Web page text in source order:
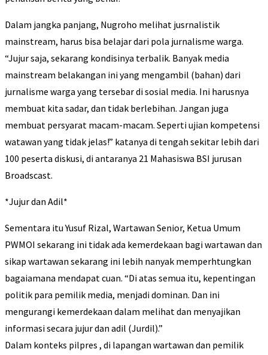
Dalam jangka panjang, Nugroho melihat jusrnalistik
mainstream, harus bisa belajar dari pola jurnalisme warga.
“Jujur saja, sekarang kondisinya terbalik. Banyak media
mainstream belakangan ini yang mengambil (bahan) dari
jurnalisme warga yang tersebar di sosial media. Ini harusnya
membuat kita sadar, dan tidak berlebihan. Jangan juga
membuat persyarat macam-macam. Seperti ujian kompetensi
watawan yang tidak jelas!” katanya di tengah sekitar lebih dari
100 peserta diskusi, di antaranya 21 Mahasiswa BSI jurusan
Broadscast.
*Jujur dan Adil*
Sementara itu Yusuf Rizal, Wartawan Senior, Ketua Umum
PWMOI sekarang ini tidak ada kemerdekaan bagi wartawan dan
sikap wartawan sekarang ini lebih nanyak memperhtungkan
bagaiamana mendapat cuan. “Di atas semua itu, kepentingan
politik para pemilik media, menjadi dominan. Dan ini
mengurangi kemerdekaan dalam melihat dan menyajikan
informasi secara jujur dan adil (Jurdil).”
Dalam konteks pilpres , di lapangan wartawan dan pemilik